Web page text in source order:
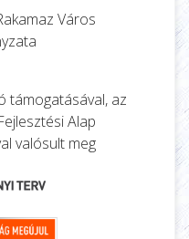
Város
támogatásával, az
Alap
valósult meg